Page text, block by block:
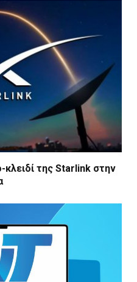
της Starlink στην